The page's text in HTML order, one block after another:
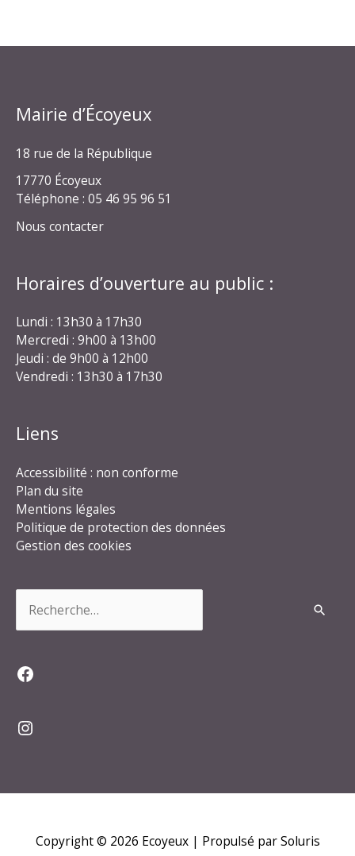
Mairie d’Écoyeux
18 rue de la République
17770 Écoyeux
Téléphone : 05 46 95 96 51
Nous contacter
Horaires d’ouverture au public :
Lundi : 13h30 à 17h30
Mercredi : 9h00 à 13h00
Jeudi : de 9h00 à 12h00
Vendredi : 13h30 à 17h30
Liens
Accessibilité : non conforme
Plan du site
Mentions légales
Politique de protection des données
Gestion des cookies
Facebook
Instagram
Copyright © 2026 Ecoyeux| Propulsé par Soluris